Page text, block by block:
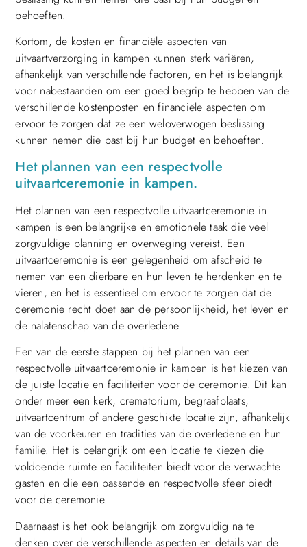
behoeften.
Kortom, de kosten en financiële aspecten van
uitvaartverzorging in kampen kunnen sterk variëren,
afhankelijk van verschillende factoren, en het is belangrijk
voor nabestaanden om een goed begrip te hebben van de
verschillende kostenposten en financiële aspecten om
ervoor te zorgen dat ze een weloverwogen beslissing
kunnen nemen die past bij hun budget en behoeften.
Het plannen van een respectvolle
uitvaartceremonie in kampen.
Het plannen van een respectvolle uitvaartceremonie in
kampen is een belangrijke en emotionele taak die veel
zorgvuldige planning en overweging vereist. Een
uitvaartceremonie is een gelegenheid om afscheid te
nemen van een dierbare en hun leven te herdenken en te
vieren, en het is essentieel om ervoor te zorgen dat de
ceremonie recht doet aan de persoonlijkheid, het leven en
de nalatenschap van de overledene.
Een van de eerste stappen bij het plannen van een
respectvolle uitvaartceremonie in kampen is het kiezen van
de juiste locatie en faciliteiten voor de ceremonie. Dit kan
onder meer een kerk, crematorium, begraafplaats,
uitvaartcentrum of andere geschikte locatie zijn, afhankelijk
van de voorkeuren en tradities van de overledene en hun
familie. Het is belangrijk om een locatie te kiezen die
voldoende ruimte en faciliteiten biedt voor de verwachte
gasten en die een passende en respectvolle sfeer biedt
voor de ceremonie.
Daarnaast is het ook belangrijk om zorgvuldig na te
denken over de verschillende aspecten en details van de